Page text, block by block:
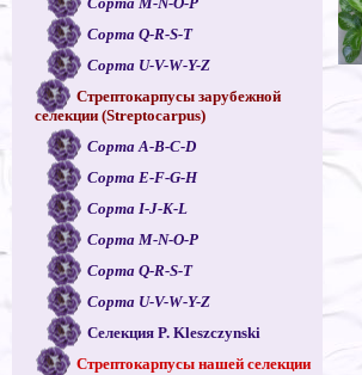
Сорта Q-R-S-T
Сорта U-V-W-Y-Z
Стрептокарпусы зарубежной
селекции (Streptocarpus)
Сорта A-B-C-D
Сорта E-F-G-H
Сорта I-J-K-L
Сорта M-N-O-P
Сорта Q-R-S-T
Сорта U-V-W-Y-Z
Селекция P. Kleszczynski
Стрептокарпусы нашей селекции